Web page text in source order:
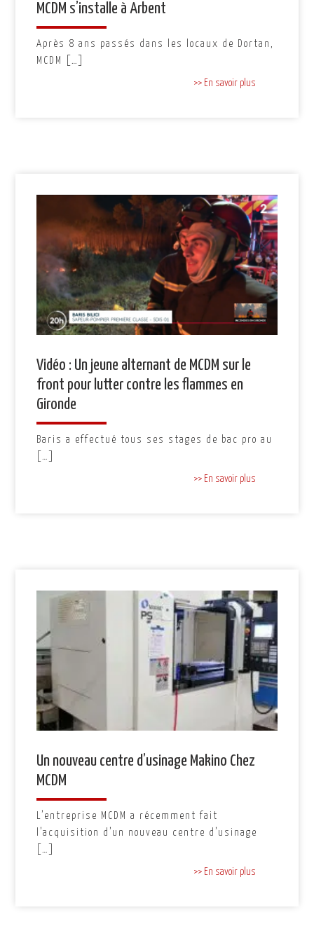
MCDM s’installe à Arbent
Après 8 ans passés dans les locaux de Dortan,
MCDM […]
>> En savoir plus
Vidéo : Un jeune alternant de MCDM sur le
front pour lutter contre les flammes en
Gironde
Baris a effectué tous ses stages de bac pro au
[…]
>> En savoir plus
Un nouveau centre d’usinage Makino Chez
MCDM
L’entreprise MCDM a récemment fait
l’acquisition d’un nouveau centre d’usinage
[…]
>> En savoir plus